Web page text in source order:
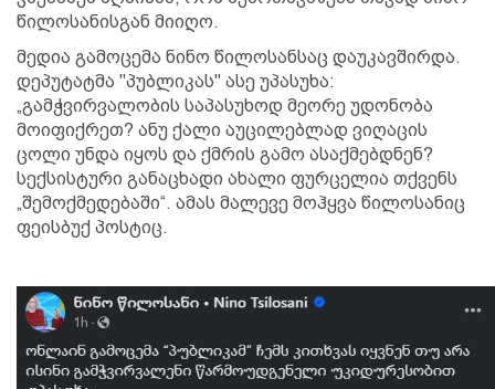
წილოსანისგან მიიღო.
მედია გამოცემა ნინო წილოსანსაც დაუკავშირდა.
დეპუტატმა "პუბლიკას" ასე უპასუხა:
„გამჭვირვალობის საპასუხოდ მეორე უდონობა
მოიფიქრეთ? ანუ ქალი აუცილებლად ვიღაცის
ცოლი უნდა იყოს და ქმრის გამო ასაქმებდნენ?
სექსისტური განაცხადი ახალი ფურცელია თქვენს
„შემოქმედებაში“. ამას მალევე მოჰყვა წილოსანიც
ფეისბუქ პოსტიც.